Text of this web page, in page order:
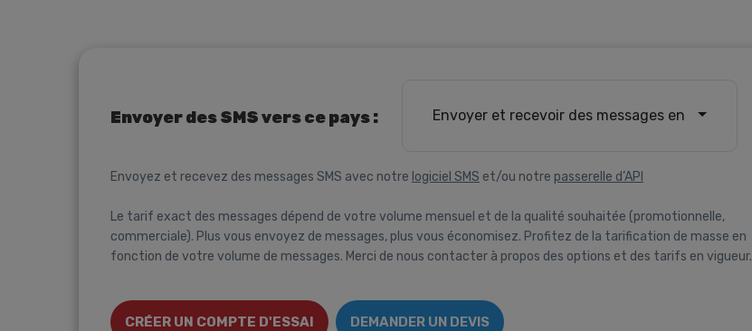
Envoyer des SMS vers ce pays : Envoyer et recevoir des messages en
Envoyez et recevez des messages SMS avec notre logiciel SMS et/ou notre passerelle d’API
Le tarif exact des messages dépend de votre volume mensuel et de la qualité souhaitée (promotionnelle,
commerciale). Plus vous envoyez de messages, plus vous économisez. Profitez de la tarification de masse en
fonction de votre volume de messages. Merci de nous contacter à propos des options et des tarifs en vigueur.
CRÉER UN COMPTE D'ESSAI DEMANDER UN DEVIS